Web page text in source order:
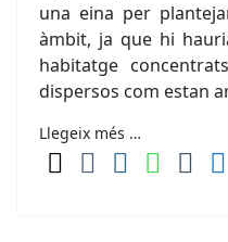
una eina per
àmbit, ja que hi
habitatge
dispersos com estan
Llegeix més …